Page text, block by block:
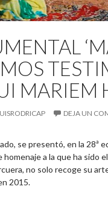
MARIEM
DEJA UN
se presentó, en la 28ª
a la que ha sido
no solo recoge su
2015.